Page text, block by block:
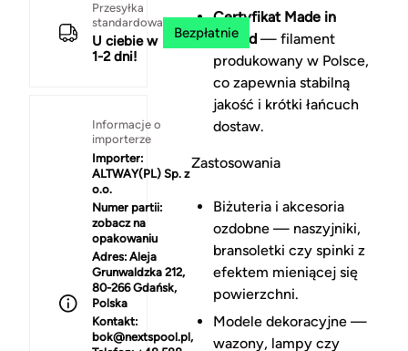
Przesyłka
standardowa
U ciebie w
1-2 dni!
Bezpłatnie
Informacje o
importerze
Importer:
ALTWAY(PL) Sp. z
o.o.
Numer partii:
zobacz na
opakowaniu
Adres: Aleja
Grunwaldzka 212,
80-266 Gdańsk,
Polska
Kontakt:
bok@nextspool.pl,
Certyfikat Made in
Poland— filament
produkowany w Polsce,
co zapewnia stabilną
jakość i krótki łańcuch
dostaw.
Zastosowania
Biżuteria i akcesoria
ozdobne — naszyjniki,
bransoletki czy spinki z
efektem mieniącej się
powierzchni.
Modele dekoracyjne —
wazony, lampy czy